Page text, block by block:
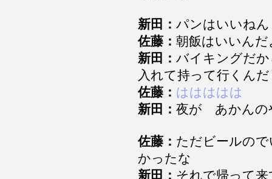
新田： パンはいいね
佐藤： 朝飯はいいんだ
新田： バイキングだ
入れて持って行くんだ
佐藤： ははははは
新田： 夜が あかん
佐藤： ただビールの
かったな
新田： それで帰って